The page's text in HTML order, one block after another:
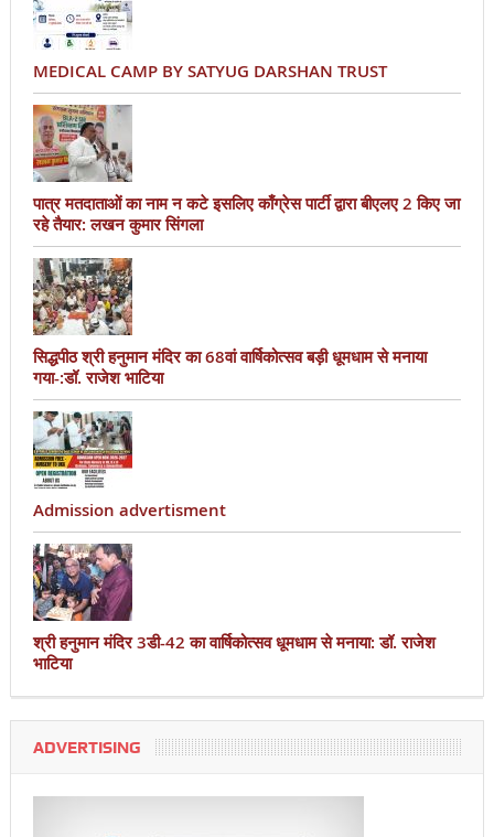
MEDICAL CAMP BY SATYUG DARSHAN TRUST
पात्र मतदाताओं का नाम न कटे इसलिए काँग्रेस पार्टी द्वारा बीएलए 2 किए जा
रहे तैयार: लखन कुमार सिंगला
सिद्धपीठ श्री हनुमान मंदिर का 68वां वार्षिकोत्सव बड़ी धूमधाम से मनाया
गया-:डॉ. राजेश भाटिया
Admission advertisment
श्री हनुमान मंदिर 3डी-42 का वार्षिकोत्सव धूमधाम से मनाया: डॉ. राजेश
भाटिया
ADVERTISING